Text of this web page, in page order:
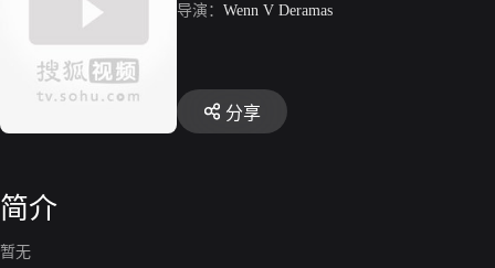
导演： Wenn V Deramas
分享
简介
暂无